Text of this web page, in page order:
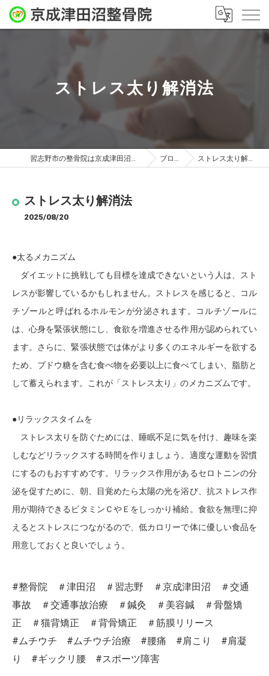
ストレス太り解消法
習志野市の整骨院は京成津田沼整骨院 ブログ ストレス太り解消法
ストレス太り解消法
2025/08/20
●太るメカニズム
ダイエットに挑戦しても目標を達成できないという人は、スト
レスが影響しているかもしれません。ストレスを感じると、コル
チゾールと呼ばれるホルモンが分泌されます。コルチゾールに
は、心身を緊張状態にし、食欲を増進させる作用が認められてい
ます。さらに、緊張状態では体がより多くのエネルギーを欲する
ため、ブドウ糖を含む食べ物を必要以上に食べてしまい、脂肪と
して蓄えられます。これが「ストレス太り」のメカニズムです。
●リラックスタイムを
ストレス太りを防ぐためには、睡眠不足に気を付け、趣味を楽
しむなどリラックスする時間を作りましょう。適度な運動を習慣
にするのもおすすめです。リラックス作用があるセロトニンの分
泌を促すために、朝、目覚めたら太陽の光を浴び、抗ストレス作
用が期待できるビタミンＣやＥをしっかり補給。食欲を無理に抑
えるとストレスにつながるので、低カロリーで体に優しい食品を
用意しておくと良いでしょう。
#整骨院 ＃津田沼 ＃習志野 ＃京成津田沼 ＃交通
事故 ＃交通事故治療 ＃鍼灸 ＃美容鍼 ＃骨盤矯
正 ＃猫背矯正 ＃背骨矯正 ＃筋膜リリース
#ムチウチ #ムチウチ治療 #腰痛 #肩こり #肩凝
り #ギックリ腰 #スポーツ障害